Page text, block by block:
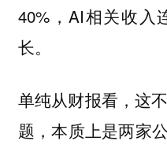
40%，AI相关收入
长。
单纯从财报看，这
题，本质上是两家